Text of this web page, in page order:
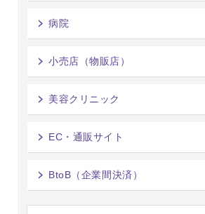
病院
小売店（物販店）
美容クリニック
EC・通販サイト
BtoB（企業間決済）